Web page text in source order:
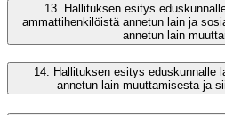
13. Hallituksen esitys
ammattihenkilöistä annetun lain ja
annetun lain
14. Hallituksen esitys eduskunnalle
annetun lain muuttamisesta ja